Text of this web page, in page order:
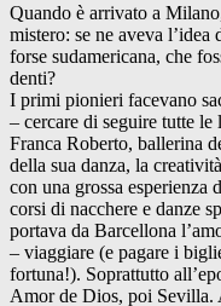
Quando è arrivato a
mistero: se ne aveva l’idea
forse sudamericana, che
denti?
I primi pionieri facevano
– cercare di seguire tutte
Franca Roberto, ballerina
della sua danza, la
con una grossa esperienza
corsi di nacchere e danze
portava da Barcellona
– viaggiare (e pagare i
fortuna!). Soprattutto
Amor de Dios, poi Sevilla.